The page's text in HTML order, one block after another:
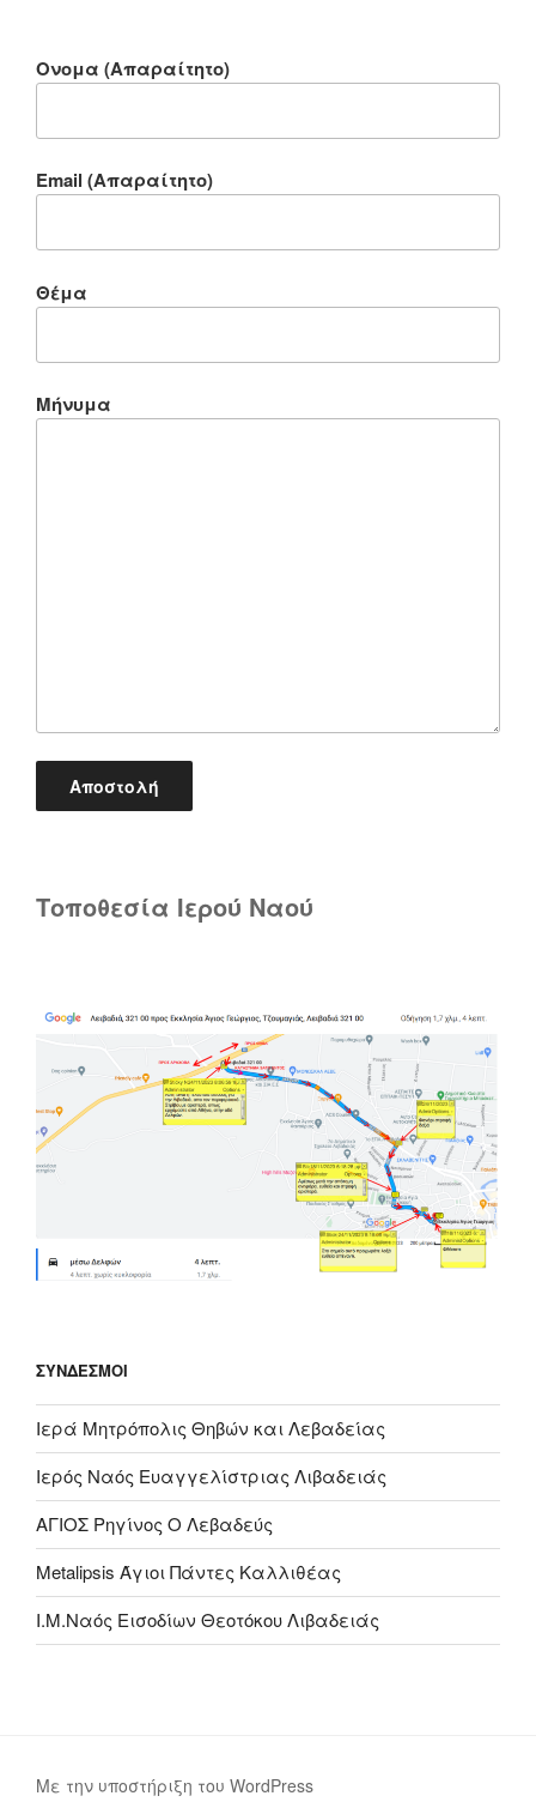
Ονομα (Απαραίτητο)
Email (Απαραίτητο)
Θέμα
Μήνυμα
Τοποθεσία Ιερού Ναού
ΣΎΝΔΕΣΜΟΙ
Ιερά Μητρόπολις Θηβών και Λεβαδείας
Ιερός Ναός Ευαγγελίστριας Λιβαδειάς
ΑΓΙΟΣ Ρηγίνος Ο Λεβαδεύς
Metalipsis Άγιοι Πάντες Καλλιθέας
Ι.Μ.Ναός Εισοδίων Θεοτόκου Λιβαδειάς
Με την υποστήριξη του WordPress